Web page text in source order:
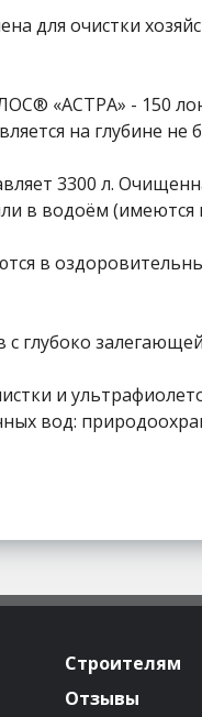
для очистки
«АСТРА» - 150
на глубине не
3300 л.
в водоём (имеются
в
глубоко
и
вод:
Строителям
Отзывы